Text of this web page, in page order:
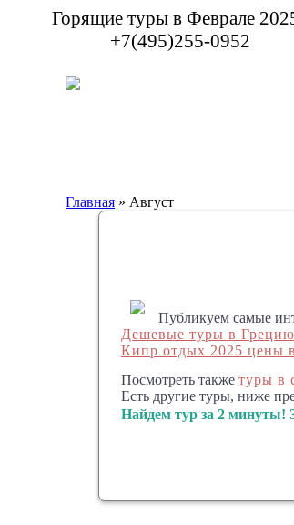
Горящие туры в Феврале
+7(495)255-0952
Главная » Август
Публикуем самые
Дешевые туры в Грецию
Кипр отдых 2025 цены
Посмотреть также туры в
Есть другие туры, ниже
Найдем тур за 2 минуты!